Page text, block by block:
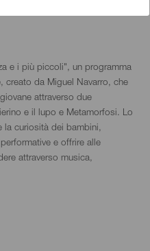
e i più piccoli", un programma
creato da Miguel Navarro, che
attraverso due
e il lupo e Metamorfosi. Lo
la curiosità dei bambini,
e offrire alle
attraverso musica,